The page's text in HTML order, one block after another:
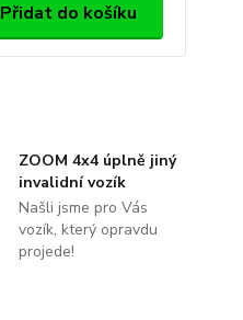
Přidat do košíku
ZOOM 4x4 úplně jiný
invalidní vozík
Našli jsme pro Vás
vozík, který opravdu
projede!